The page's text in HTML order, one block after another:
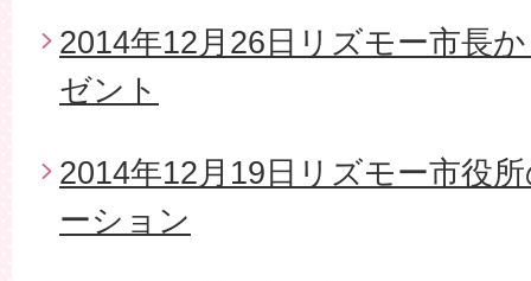
2014年12月26日リズモー市長
ゼント
2014年12月19日リズモー市役
ーション